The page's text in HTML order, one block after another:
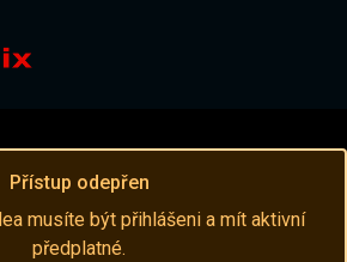
Přístup odepřen
musíte být přihlášeni a mít aktivní
předplatné.